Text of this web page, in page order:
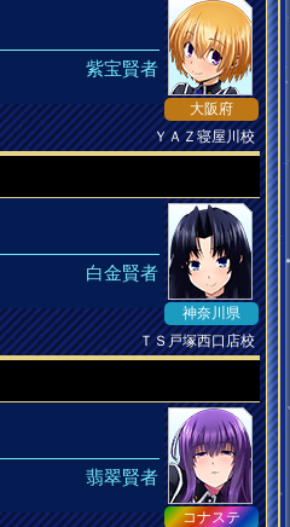
紫宝賢者
大阪府
ＹＡＺ寝屋川校
白金賢者
神奈川県
ＴＳ戸塚西口店校
翡翠賢者
コナステ